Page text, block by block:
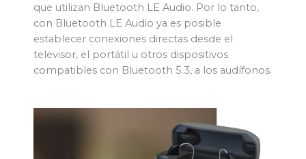
que utilizan Bluetooth LE Audio. Por lo tanto,
con Bluetooth LE Audio ya es posible
establecer conexiones directas desde el
televisor, el portátil u otros dispositivos
compatibles con Bluetooth 5.3, a los audífonos.